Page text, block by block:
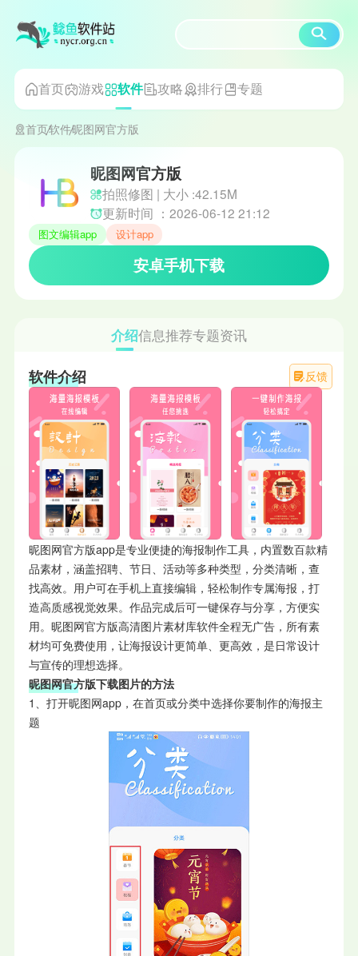
首页 游戏 软件 攻略 排行 专题
首页软件昵图网官方版
昵图网官方版
拍照修图 | 大小 :42.15M
更新时间 ：2026-06-12 21:12
图文编辑app 设计app
安卓手机下载
介绍信息推荐专题资讯
反馈
软件介绍
昵图网官方版app是专业便捷的海报制作工具，内置数百款精
品素材，涵盖招聘、节日、活动等多种类型，分类清晰，查
找高效。用户可在手机上直接编辑，轻松制作专属海报，打
造高质感视觉效果。作品完成后可一键保存与分享，方便实
用。昵图网官方版高清图片素材库软件全程无广告，所有素
材均可免费使用，让海报设计更简单、更高效，是日常设计
与宣传的理想选择。
昵图网官方版下载图片的方法
1、打开昵图网app，在首页或分类中选择你要制作的海报主
题